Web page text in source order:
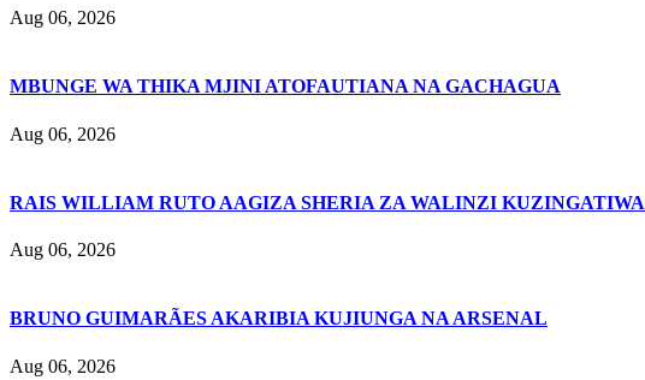
Aug 06, 2026
MBUNGE WA THIKA MJINI ATOFAUTIANA NA GACHAGUA
Aug 06, 2026
RAIS WILLIAM RUTO AAGIZA SHERIA ZA WALINZI KUZINGATIWA
Aug 06, 2026
BRUNO GUIMARÃES AKARIBIA KUJIUNGA NA ARSENAL
Aug 06, 2026